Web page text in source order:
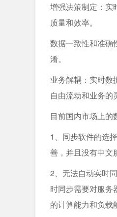
增强决策制定：实
质量和效率。
数据一致性和准确
淆。
业务解耦：实时数
自由流动和业务的
目前国内市场上的
1、同步软件的选
善，并且没有中文
2、无法自动实时
时同步需要对服务
的计算能力和负载